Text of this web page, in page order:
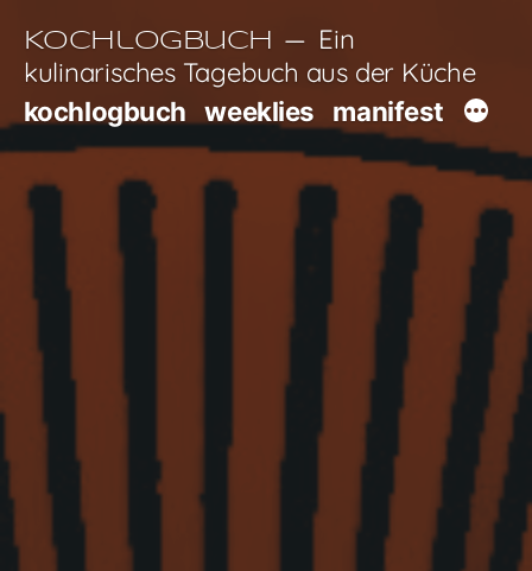
Inhalt
springen
Kochlogbuch
Ein
kulinarisches Tagebuch aus der Küche
kochlogbuch weeklies manifest